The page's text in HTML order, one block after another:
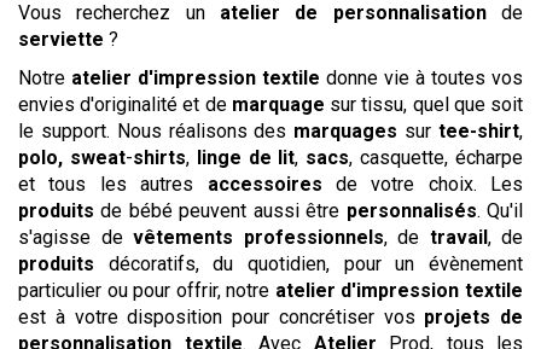
Vous recherchez un atelier de personnalisationde
serviette ?
Notre atelier d'impression textile donne vie à toutes vos
envies d'originalité et de marquage sur tissu, quel que soit
le support. Nous réalisons des marquages surtee-shirt,
polo, sweat-shirts, linge de lit, sacs, casquette, écharpe
et tous les autres accessoires de votre choix. Les
produits de bébé peuvent aussi être personnalisés. Qu'il
s'agisse de vêtements professionnels, de travail , de
produits décoratifs, du quotidien, pour un évènement
particulier ou pour offrir, notre atelier d'impression textile
est à votre disposition pour concrétiser vos projets de
personnalisation textile. Avec Atelier Prod, tous les